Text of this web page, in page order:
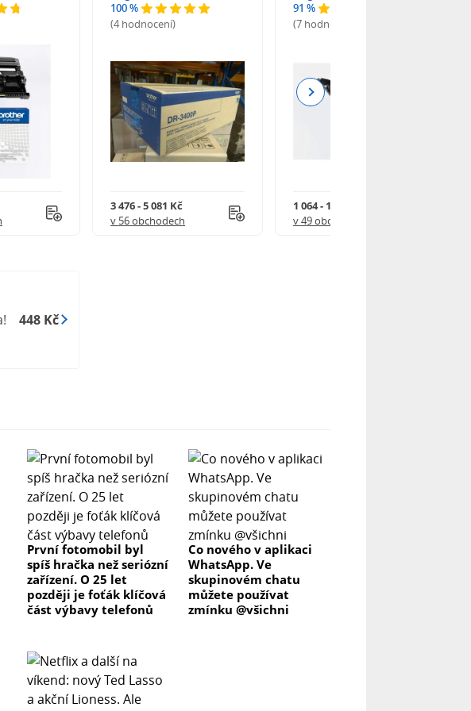
100 %
(4 hodnocení)
3 476 - 5 081 Kč
v 56 obchodech
91 %
(7 hodnocení)
1 064 - 1 337 Kč
v 49 obchodech
Next
448 Kč
První fotomobil byl
spíš hračka než seriózní
zařízení. O 25 let
později je foťák klíčová
část výbavy telefonů
Co nového v aplikaci
WhatsApp. Ve
skupinovém chatu
můžete používat
zmínku @všichni